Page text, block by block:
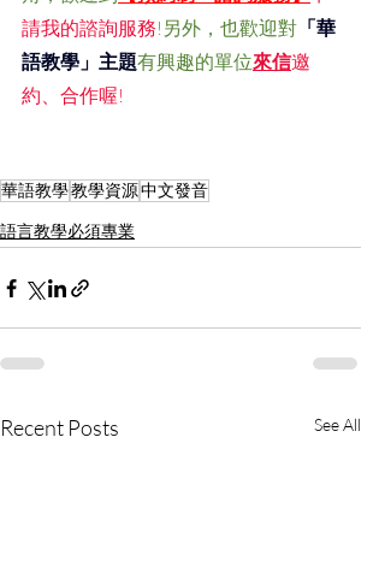
請我的諮詢服務!另外，也歡迎對 「華
語教學」主題有興趣的單位來信邀
約、合作喔!
華語教學教學資源中文發音
語言教學必須專業
Recent Posts See All